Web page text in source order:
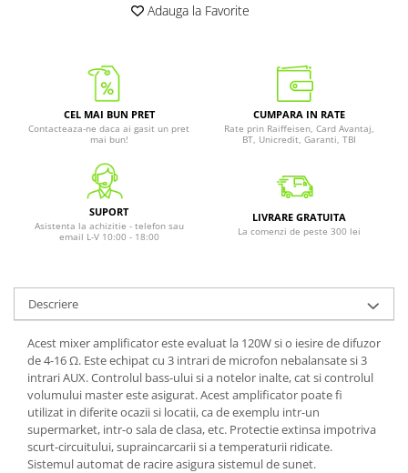
Adauga la Favorite
CEL MAI BUN PRET
Contacteaza-ne daca ai gasit un pret
mai bun!
CUMPARA IN RATE
Rate prin Raiffeisen, Card Avantaj,
BT, Unicredit, Garanti, TBI
SUPORT
Asistenta la achizitie - telefon sau
email L-V 10:00 - 18:00
LIVRARE GRATUITA
La comenzi de peste 300 lei
Descriere
Acest mixer amplificator este evaluat la 120W si o iesire de difuzor
de 4-16 Ω. Este echipat cu 3 intrari de microfon nebalansate si 3
intrari AUX. Controlul bass-ului si a notelor inalte, cat si controlul
volumului master este asigurat. Acest amplificator poate fi
utilizat in diferite ocazii si locatii, ca de exemplu intr-un
supermarket, intr-o sala de clasa, etc. Protectie extinsa impotriva
scurt-circuitului, supraincarcarii si a temperaturii ridicate.
Sistemul automat de racire asigura sistemul de sunet.